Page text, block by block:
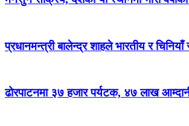
प्रधानमन्त्री बालेन्द्र शाहले भारतीय र
ढोरपाटनमा ३७ हजार पर्यटक, ४७ लाख